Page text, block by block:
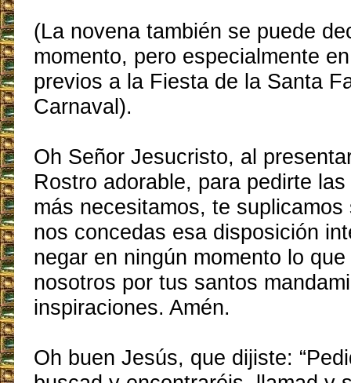
(La novena también se puede
momento, pero especialmente
previos a la Fiesta de la Santa
Carnaval).
Oh Señor Jesucristo, al
Rostro adorable, para pedirte
más necesitamos, te
nos concedas esa disposición
negar en ningún momento lo
nosotros por tus santos
inspiraciones. Amén.
Oh buen Jesús, que dijiste: